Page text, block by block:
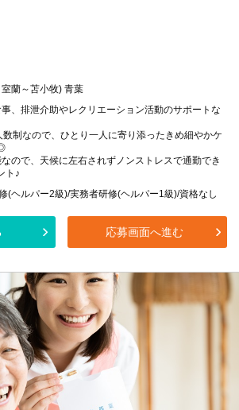
蘭～苫小牧) 青葉
、排泄介助やレクリエーション活動のサポートな
制なので、ひとり一人に寄り添ったきめ細やかケ
ので、天候に左右されずノンストレスで通勤でき
ト♪
(ヘルパー2級)/実務者研修(ヘルパー1級)/資格なし
応募画面へ進む